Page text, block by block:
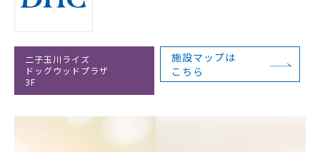
二子玉川ライズ
ドッグウッドプラザ
3F
施設マップは
こちら